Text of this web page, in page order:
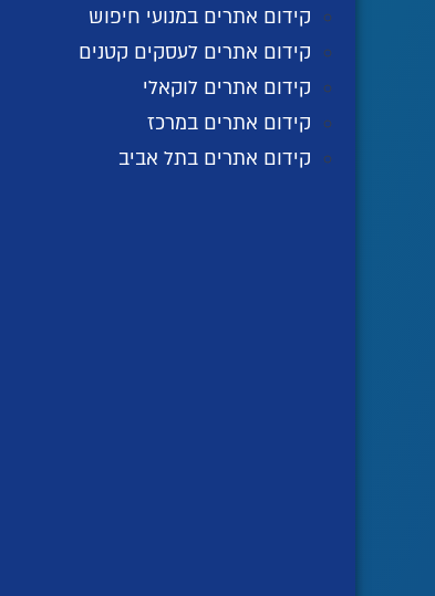
קידום אתרים במנועי חיפוש
קידום אתרים לעסקים קטנים
קידום אתרים לוקאלי
קידום אתרים במרכז
קידום אתרים בתל אביב